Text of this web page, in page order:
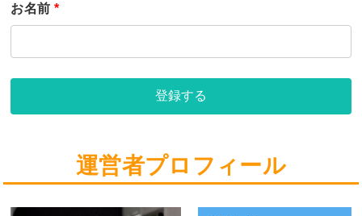
お名前 *
登録する
運営者プロフィール